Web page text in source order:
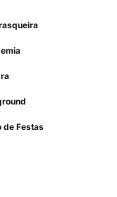
de Festas